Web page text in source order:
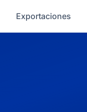
Exportaciones